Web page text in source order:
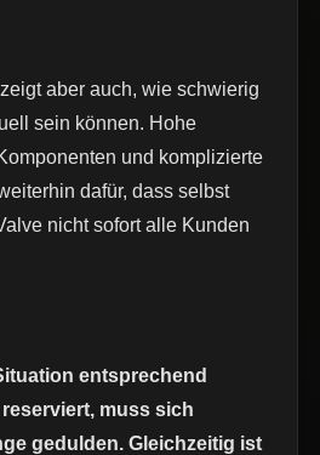
aber auch, wie schwierig
sein können. Hohe
und komplizierte
dafür, dass selbst
nicht sofort alle Kunden
entsprechend
muss sich
gedulden. Gleichzeitig ist